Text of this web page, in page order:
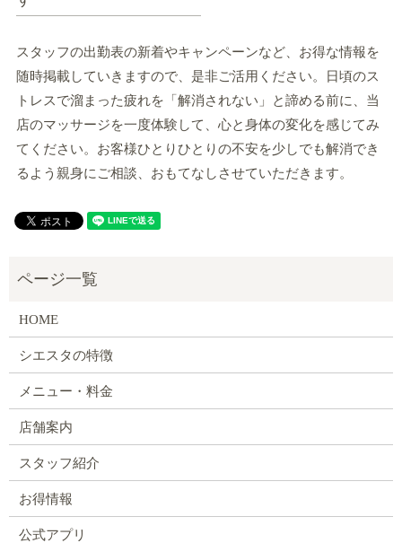
スタッフの出勤表の新着やキャンペーンなど、お得な情報を
随時掲載していきますので、是非ご活用ください。日頃のス
トレスで溜まった疲れを「解消されない」と諦める前に、当
店のマッサージを一度体験して、心と身体の変化を感じてみ
てください。お客様ひとりひとりの不安を少しでも解消でき
るよう親身にご相談、おもてなしさせていただきます。
HOME
シエスタの特徴
メニュー・料金
店舗案内
スタッフ紹介
お得情報
公式アプリ